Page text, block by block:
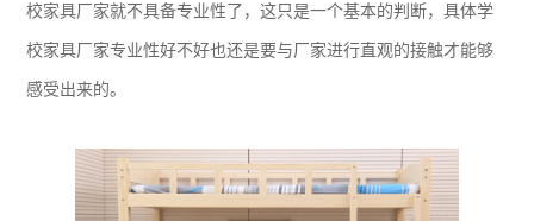
校家具厂家就不具备专业性了，这只是一个基本的判断，具体学
校家具厂家专业性好不好也还是要与厂家进行直观的接触才能够
感受出来的。